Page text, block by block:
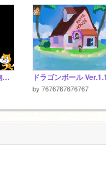
尖塔蘭華 第壱話 「魔物討伐とは」
by 7676767676767